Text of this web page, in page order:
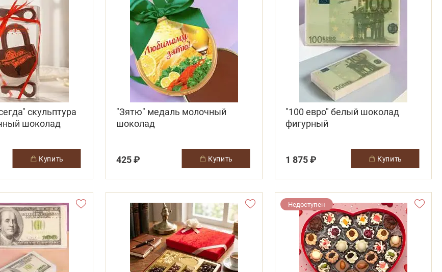
скульптура
шоколад
купить
"Зятю" медаль молочный
шоколад
425 ₽ купить
"100 евро" белый шоколад
фигурный
1 875 ₽ купить
Недоступен